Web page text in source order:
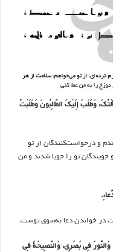
وَطَلَبَ إِلَیْکَ الطَّالِبُونَ وَطَلَبْتُ
و درخواست‌کنندگان از تو
تو را جویا شدند و من
در خواندن دعا به‌سوی توست،
فِی بَصَرِی، وَالنَّصِیحَةَ فِی